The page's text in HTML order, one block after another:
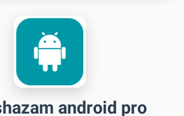
android pro